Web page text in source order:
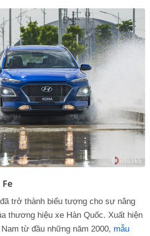
trở thành biểu tượng cho sự nâng
thương hiệu xe Hàn Quốc. Xuất hiện
từ đầu những năm 2000, mẫu